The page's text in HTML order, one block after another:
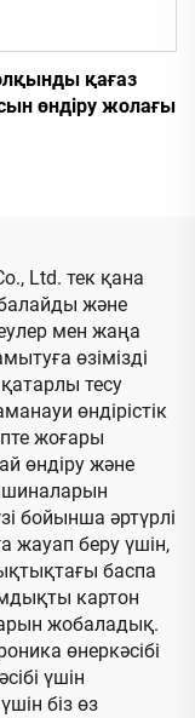
қағаз
өндіру жолағы
Ltd. тек қана
және
мен жаңа
өзімізді
тесу
өндірістік
жоғары
өндіру және
бойынша әртүрлі
жауап беру үшін,
баспа
картон
жобаладық.
өнеркәсібі
үшін
біз өз